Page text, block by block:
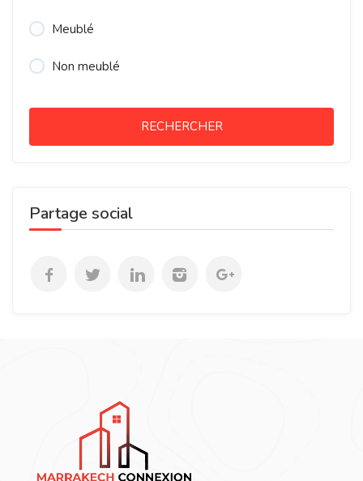
Meublé
Non meublé
RECHERCHER
Partage social